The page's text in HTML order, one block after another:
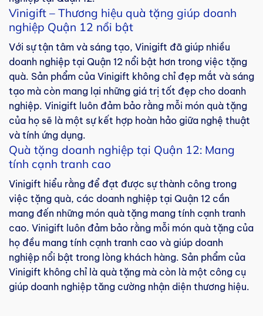
Vinigift – Thương hiệu quà tặng giúp doanh
nghiệp Quận 12 nổi bật
Với sự tận tâm và sáng tạo, Vinigift đã giúp nhiều
doanh nghiệp tại Quận 12 nổi bật hơn trong việc tặng
quà. Sản phẩm của Vinigift không chỉ đẹp mắt và sáng
tạo mà còn mang lại những giá trị tốt đẹp cho doanh
nghiệp. Vinigift luôn đảm bảo rằng mỗi món quà tặng
của họ sẽ là một sự kết hợp hoàn hảo giữa nghệ thuật
và tính ứng dụng.
Quà tặng doanh nghiệp tại Quận 12: Mang
tính cạnh tranh cao
Vinigift hiểu rằng để đạt được sự thành công trong
việc tặng quà, các doanh nghiệp tại Quận 12 cần
mang đến những món quà tặng mang tính cạnh tranh
cao. Vinigift luôn đảm bảo rằng mỗi món quà tặng của
họ đều mang tính cạnh tranh cao và giúp doanh
nghiệp nổi bật trong lòng khách hàng. Sản phẩm của
Vinigift không chỉ là quà tặng mà còn là một công cụ
giúp doanh nghiệp tăng cường nhận diện thương hiệu.